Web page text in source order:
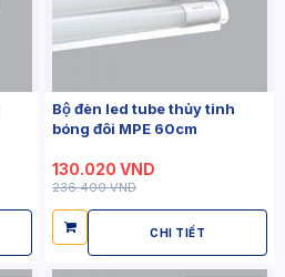
Bộ đèn led tube thủy tinh
bóng đôi MPE 60cm
130.020 VND
236.400 VND
CHI TIẾT